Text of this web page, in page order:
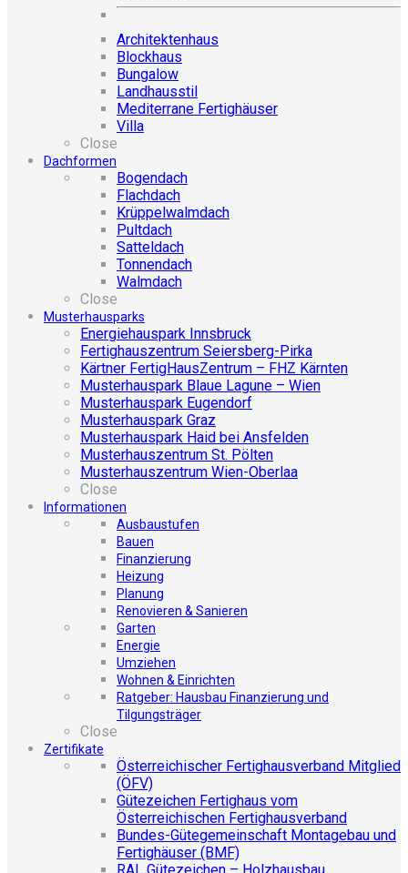
Architektenhaus
Blockhaus
Bungalow
Landhausstil
Mediterrane Fertighäuser
Villa
Close
Dachformen
Bogendach
Flachdach
Krüppelwalmdach
Pultdach
Satteldach
Tonnendach
Walmdach
Close
Musterhausparks
Energiehauspark Innsbruck
Fertighauszentrum Seiersberg-Pirka
Kärtner FertigHausZentrum – FHZ Kärnten
Musterhauspark Blaue Lagune – Wien
Musterhauspark Eugendorf
Musterhauspark Graz
Musterhauspark Haid bei Ansfelden
Musterhauszentrum St. Pölten
Musterhauszentrum Wien-Oberlaa
Close
Informationen
Ausbaustufen
Bauen
Finanzierung
Heizung
Planung
Renovieren & Sanieren
Garten
Energie
Umziehen
Wohnen & Einrichten
Ratgeber: Hausbau Finanzierung und
Tilgungsträger
Close
Zertifikate
Österreichischer Fertighausverband Mitglied
(ÖFV)
Gütezeichen Fertighaus vom
Österreichischen Fertighausverband
Bundes-Gütegemeinschaft Montagebau und
Fertighäuser (BMF)